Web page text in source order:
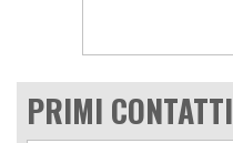
PRIMI CONTATTI